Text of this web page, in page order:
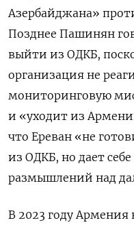
Азербайджана»
Позднее Пашинян
выйти из ОДКБ,
организация не
мониторинговую
и «уходит из
что Ереван «не
из ОДКБ, но дает
размышлений над
В 2023 году Армения